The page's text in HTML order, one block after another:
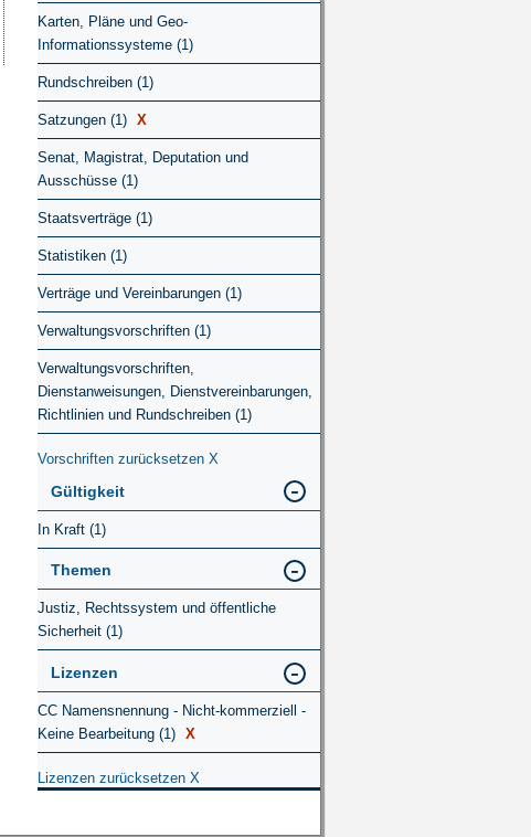
Karten, Pläne und Geo-
Informationssysteme (1)
Rundschreiben (1)
Satzungen (1) X
Senat, Magistrat, Deputation und
Ausschüsse (1)
Staatsverträge (1)
Statistiken (1)
Verträge und Vereinbarungen (1)
Verwaltungsvorschriften (1)
Verwaltungsvorschriften,
Dienstanweisungen, Dienstvereinbarungen,
Richtlinien und Rundschreiben (1)
Vorschriften zurücksetzen X
Gültigkeit
In Kraft (1)
Themen
Justiz, Rechtssystem und öffentliche
Sicherheit (1)
Lizenzen
CC Namensnennung - Nicht-kommerziell -
Keine Bearbeitung (1) X
Lizenzen zurücksetzen X